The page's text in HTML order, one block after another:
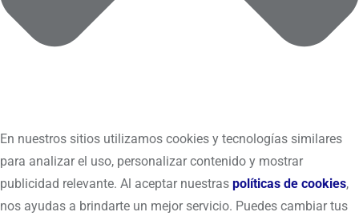
En nuestros sitios utilizamos cookies y tecnologías similares
para analizar el uso, personalizar contenido y mostrar
publicidad relevante. Al aceptar nuestras políticas de cookies,
nos ayudas a brindarte un mejor servicio. Puedes cambiar tus